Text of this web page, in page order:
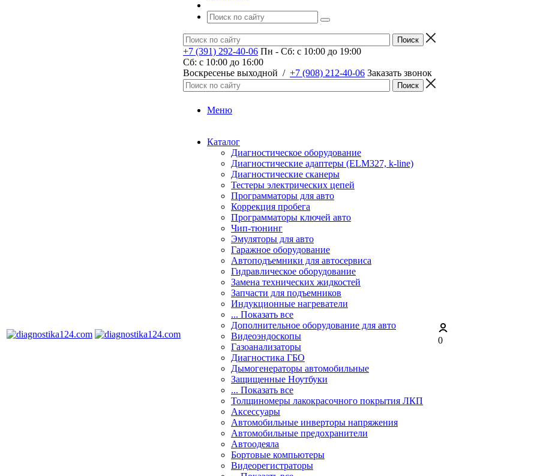
+7 (391) 292-40-06 Пн - Сб: c 10:00 до 19:00
Сб: c 10:00 до 16:00
​Воскресенье выходной / +7 (908) 212-40-06 Заказать звонок
Меню
Каталог
Диагностическое оборудование
Диагностические адаптеры (ELM327, k-line)
Диагностические сканеры
Тестеры электрических цепей
Программаторы для авто
Коррекция пробега
Программаторы ключей авто
Чип-тюнинг
Эмуляторы для авто
Гаражное оборудование
Автоподъемники для автосервиса
Гидравлическое оборудование
Замена технических жидкостей
Запчасти для подъемников
Индукционные нагреватели
... Показать все
Дополнительное оборудование для авто
Видеоэндоскопы
Газоанализаторы
Диагностика ГБО
Дымогенераторы автомобильные
Защищенные Ноутбуки
... Показать все
Толщиномеры лакокрасочного покрытия ЛКП
Аксессуары
Автомобильные инверторы напряжения
Автомобильные предохранители
Автоодеяла
Бортовые компьютеры
Видеорегистраторы
0